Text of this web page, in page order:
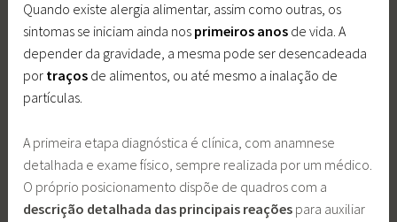
Quando existe alergia alimentar, assim como outras, os
sintomas se iniciam ainda nos primeiros anos de vida. A
depender da gravidade, a mesma pode ser desencadeada
por traços de alimentos, ou até mesmo a inalação de
partículas.
A primeira etapa diagnóstica é clínica, com anamnese
detalhada e exame físico, sempre realizada por um médico.
O próprio posicionamento dispõe de quadros com a
descrição detalhada das principais reações para auxiliar